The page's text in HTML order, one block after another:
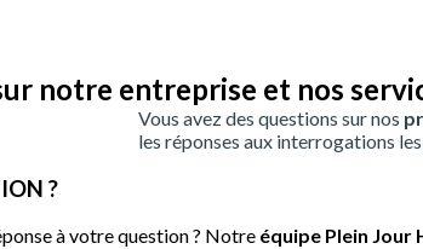
notre entreprise et nos
Vous avez des questions sur nos
les réponses aux interrogations
?
à votre question ? Notre équipe Plein Jour